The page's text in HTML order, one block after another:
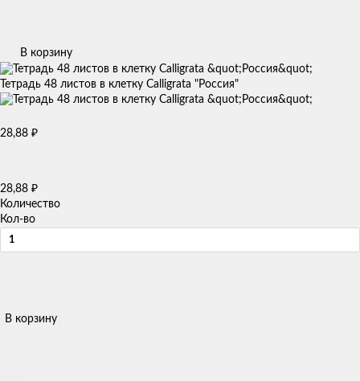
В корзину
Тетрадь 48 листов в клетку Calligrata "Россия"
28,88 ₽
28,88 ₽
Количество
Кол-во
В корзину